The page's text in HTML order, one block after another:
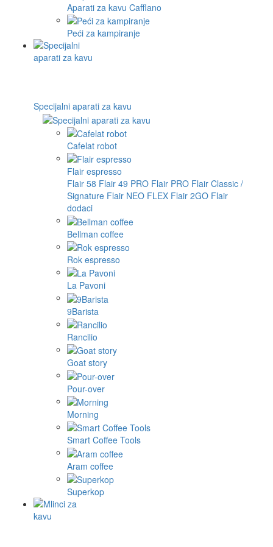
Aparati za kavu Cafflano
Peći za kampiranje
Specijalni aparati za kavu
Cafelat robot
Flair espresso
Flair 58 Flair 49 PRO Flair PRO Flair Classic /
Signature Flair NEO FLEX Flair 2GO Flair
dodaci
Bellman coffee
Rok espresso
La Pavoni
9Barista
Rancilio
Goat story
Pour-over
Morning
Smart Coffee Tools
Aram coffee
Superkop